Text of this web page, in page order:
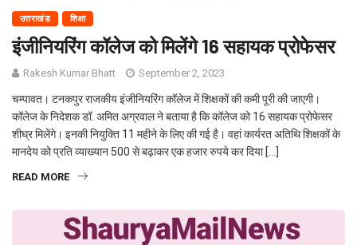
उत्तराखंड शिक्षा
इंजीनियरिंग कॉलेज को मिलेंगे 16 सहायक प्रोफेसर
Rakesh Kumar Bhatt September 2, 2023
चम्पावत। टनकपुर राजकीय इंजीनियरिंग कॉलेज में शिक्षकों की कमी पूरी की जाएगी।
कॉलेज के निदेशक डॉ. अमित अग्रवाल ने बताया है कि कॉलेज को 16 सहायक प्रोफेसर
शीघ्र मिलेंगे। इनकी नियुक्ति 11 महीने के लिए की गई है। वहां कार्यरत अतिथि शिक्षकों के
मानदेय को प्रति व्याख्यान 500 से बढ़ाकर एक हजार रुपये कर दिया […]
READ MORE